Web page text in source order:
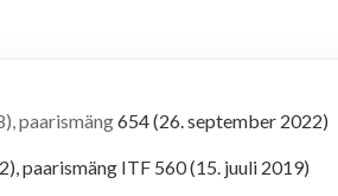
paarismäng654 (26. september 2022)
paarismäng ITF 560 (15. juuli 2019)